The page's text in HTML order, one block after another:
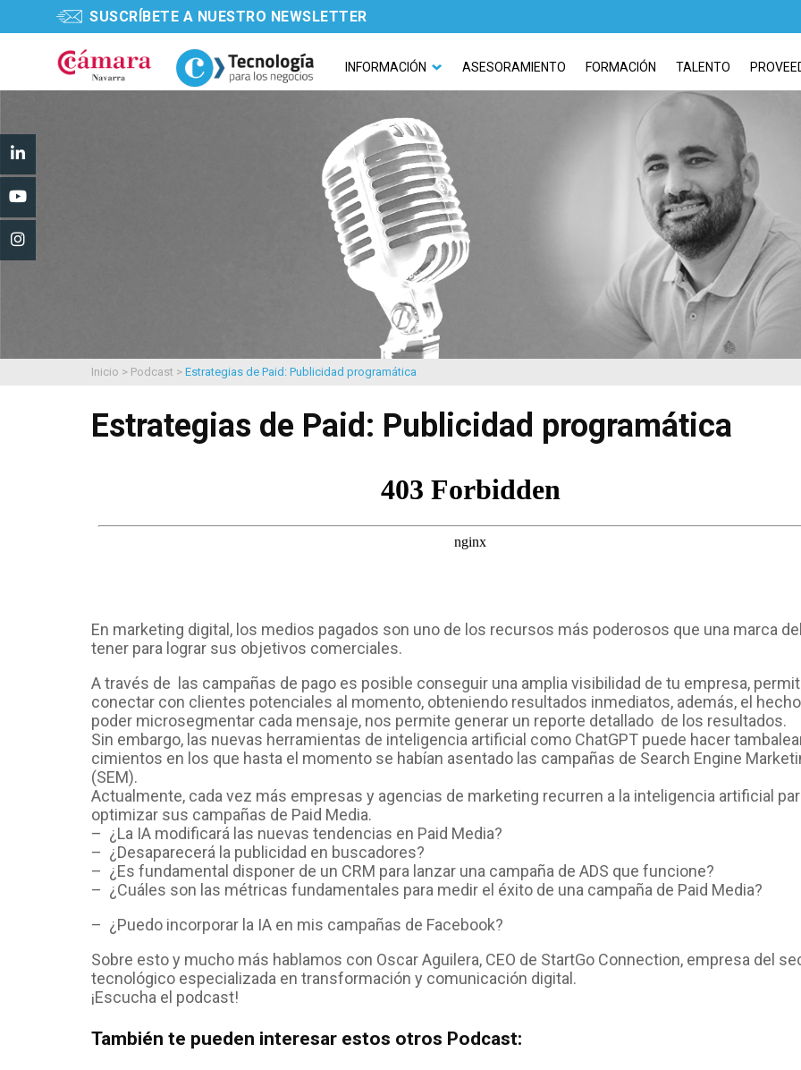
SUSCRÍBETE A NUESTRO NEWSLETTER
INFORMACIÓN ASESORAMIENTO FORMACIÓN TALENTO
Inicio > Podcast > Estrategias de Paid: Publicidad programática
Estrategias de Paid: Publicidad programática
En marketing digital, los medios pagados son uno de los recursos más poderosos que una marca
tener para lograr sus objetivos comerciales.
A través de las campañas de pago es posible conseguir una amplia visibilidad de tu empresa,
conectar con clientes potenciales al momento, obteniendo resultados inmediatos, además, el
poder microsegmentar cada mensaje, nos permite generar un reporte detallado de los resultados.
Sin embargo, las nuevas herramientas de inteligencia artificial como ChatGPT puede hacer
cimientos en los que hasta el momento se habían asentado las campañas de Search Engine
(SEM).
Actualmente, cada vez más empresas y agencias de marketing recurren a la inteligencia artificial
optimizar sus campañas de Paid Media.
– ¿La IA modificará las nuevas tendencias en Paid Media?
– ¿Desaparecerá la publicidad en buscadores?
– ¿Es fundamental disponer de un CRM para lanzar una campaña de ADS que funcione?
– ¿Cuáles son las métricas fundamentales para medir el éxito de una campaña de Paid Media?
– ¿Puedo incorporar la IA en mis campañas de Facebook?
Sobre esto y mucho más hablamos con Oscar Aguilera, CEO de StartGo Connection, empresa del
tecnológico especializada en transformación y comunicación digital.
¡Escucha el podcast!
También te pueden interesar estos otros Podcast: